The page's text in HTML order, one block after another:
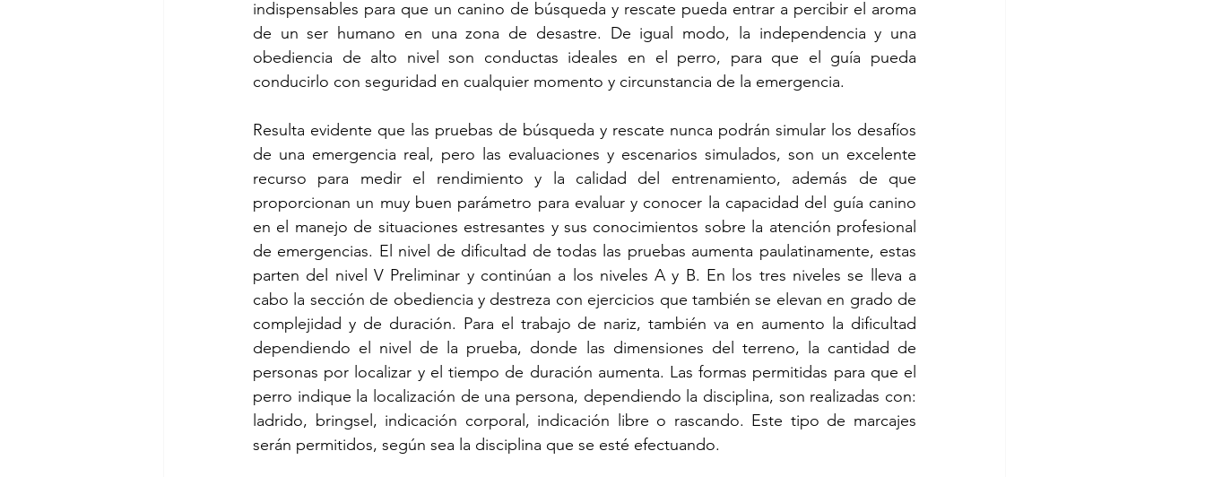
indispensables para que un canino de búsqueda y rescate pueda entrar a percibir el aroma
de un ser humano en una zona de desastre. De igual modo, la independencia y una
obediencia de alto nivel son conductas ideales en el perro, para que el guía pueda
conducirlo con seguridad en cualquier momento y circunstancia de la emergencia.
Resulta evidente que las pruebas de búsqueda y rescate nunca podrán simular los desafíos
de una emergencia real, pero las evaluaciones y escenarios simulados, son un excelente
recurso para medir el rendimiento y la calidad del entrenamiento, además de que
proporcionan un muy buen parámetro para evaluar y conocer la capacidad del guía canino
en el manejo de situaciones estresantes y sus conocimientos sobre la atención profesional
de emergencias. El nivel de dificultad de todas las pruebas aumenta paulatinamente, estas
parten del nivel V Preliminar y continúan a los niveles A y B. En los tres niveles se lleva a
cabo la sección de obediencia y destreza con ejercicios que también se elevan en grado de
complejidad y de duración. Para el trabajo de nariz, también va en aumento la dificultad
dependiendo el nivel de la prueba, donde las dimensiones del terreno, la cantidad de
personas por localizar y el tiempo de duración aumenta. Las formas permitidas para que el
perro indique la localización de una persona, dependiendo la disciplina, son realizadas con:
ladrido, bringsel, indicación corporal, indicación libre o rascando. Este tipo de marcajes
serán permitidos, según sea la disciplina que se esté efectuando.